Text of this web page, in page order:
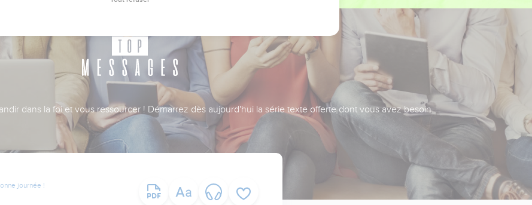
dans la foi et vous ressourcer ! Démarrez dès aujourd'hui la série texte offerte dont vous avez besoin.
journée !